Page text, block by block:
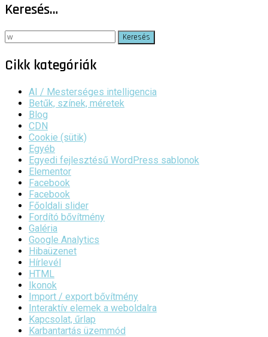
Keresés…
Keresés:
Cikk kategóriák
AI / Mesterséges intelligencia
Betűk, színek, méretek
Blog
CDN
Cookie (sütik)
Egyéb
Egyedi fejlesztésű WordPress sablonok
Elementor
Facebook
Facebook
Főoldali slider
Fordító bővítmény
Galéria
Google Analytics
Hibaüzenet
Hírlevél
HTML
Ikonok
Import / export bővítmény
Interaktív elemek a weboldalra
Kapcsolat, űrlap
Karbantartás üzemmód